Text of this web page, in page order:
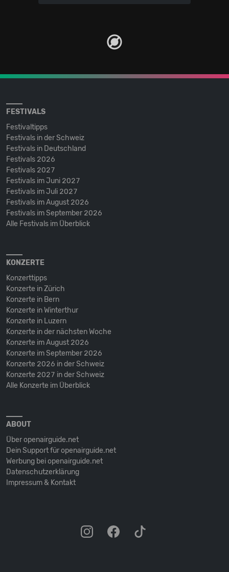
FESTIVALS
Festivaltipps
Festivals in der Schweiz
Festivals in Deutschland
Festivals 2026
Festivals 2027
Festivals im Juni 2027
Festivals im Juli 2027
Festivals im August 2026
Festivals im September 2026
Alle Festivals im Überblick
KONZERTE
Konzerttipps
Konzerte in Zürich
Konzerte in Bern
Konzerte in Winterthur
Konzerte in Luzern
Konzerte in der nächsten Woche
Konzerte im August 2026
Konzerte im September 2026
Konzerte 2026 in der Schweiz
Konzerte 2027 in der Schweiz
Alle Konzerte im Überblick
ABOUT
Über openairguide.net
Dein Support für openairguide.net
Werbung bei openairguide.net
Datenschutz­erklärung
Impressum & Kontakt